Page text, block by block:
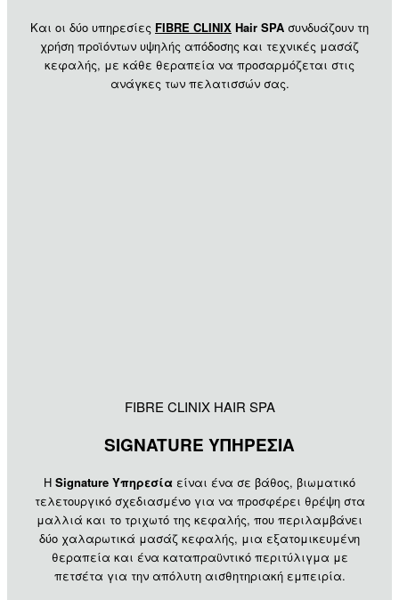
Και οι δύο υπηρεσίες FIBRE CLINIX Hair SPA συνδυάζουν τη
χρήση προϊόντων υψηλής απόδοσης και τεχνικές μασάζ
κεφαλής, με κάθε θεραπεία να προσαρμόζεται στις
ανάγκες των πελατισσών σας.
FIBRE CLINIX HAIR SPA
SIGNATURE ΥΠΗΡΕΣΙΑ
Η Signature Υπηρεσία είναι ένα σε βάθος, βιωματικό
τελετουργικό σχεδιασμένο για να προσφέρει θρέψη στα
μαλλιά και το τριχωτό της κεφαλής, που περιλαμβάνει
δύο χαλαρωτικά μασάζ κεφαλής, μια εξατομικευμένη
θεραπεία και ένα καταπραϋντικό περιτύλιγμα με
πετσέτα για την απόλυτη αισθητηριακή εμπειρία.